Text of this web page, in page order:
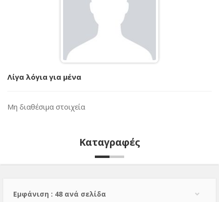
Λίγα λόγια για μένα
Μη διαθέσιμα στοιχεία
Καταγραφές
Εμφάνιση : 48 ανά σελίδα